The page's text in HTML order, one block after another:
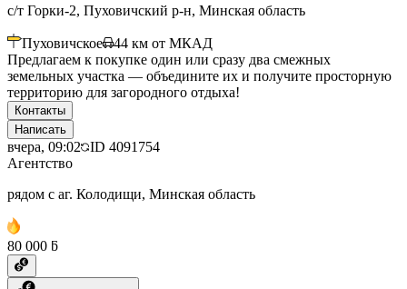
с/т Горки-2, Пуховичский р-н, Минская область
Пуховичское 44 км от МКАД
Предлагаем к покупке один или сразу два смежных
земельных участка — объедините их и получите просторную
территорию для загородного отдыха!
Контакты
Написать
вчера, 09:02 ID 4091754
Агентство
рядом с аг. Колодищи, Минская область
80 000 ƃ